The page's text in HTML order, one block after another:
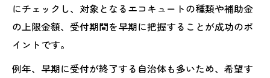
エコキュート補助金活用で光熱費を長期節
約
熊本県エコキュートの省エネ効果と補助金
補助金で賢くエコキュートに買い替える利
にチェックし、対象となるエコキュートの種類や補助金
の上限金額、受付期間を早期に把握することが成功のポ
イントです。
例年、早期に受付が終了する自治体も多いため、希望す